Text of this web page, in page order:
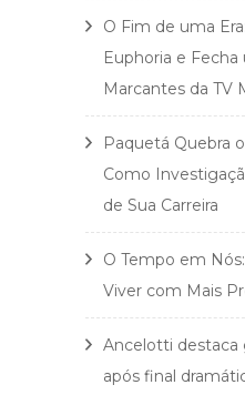
O Fim de uma
Euphoria e
Marcantes da TV
Paquetá Quebra
Como
de Sua Carreira
O Tempo em
Viver com Mais
Ancelotti destaca
após final